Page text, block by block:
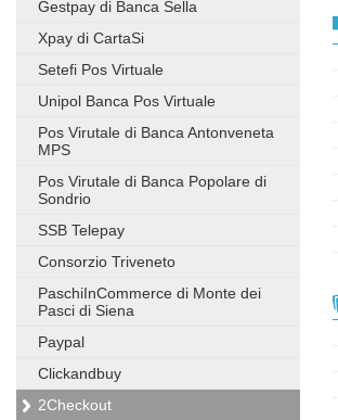
Gestpay di Banca Sella
Xpay di CartaSi
Setefi Pos Virtuale
Unipol Banca Pos Virtuale
Pos Virutale di Banca Antonveneta
MPS
Pos Virutale di Banca Popolare di
Sondrio
SSB Telepay
Consorzio Triveneto
PaschiInCommerce di Monte dei
Pasci di Siena
Paypal
Clickandbuy
2Checkout